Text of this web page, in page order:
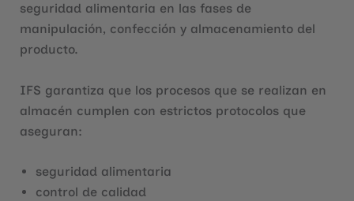
seguridad alimentaria en las fases de
manipulación, confección y almacenamiento del
producto.
IFS garantiza que los procesos que se realizan en
almacén cumplen con estrictos protocolos que
aseguran:
seguridad alimentaria
control de calidad